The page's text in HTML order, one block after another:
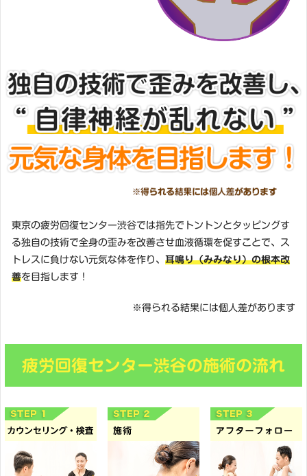
東京の疲労回復センター渋谷では指先でトントンとタッピングす
る独自の技術で全身の歪みを改善させ血液循環を促すことで、ス
トレスに負けない元気な体を作り、 耳鳴り（みみなり）の根本改
善を目指します！
※得られる結果には個人差があります
疲労回復センター渋谷の施術の流れ